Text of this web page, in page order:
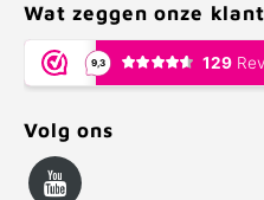
Wat zeggen onze
Volg ons